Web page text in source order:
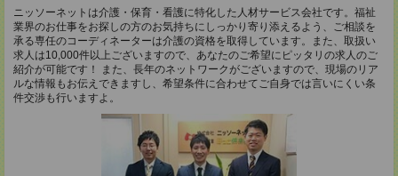
ニッソーネットは介護・保育・看護に特化した人材サービス会社です。福祉
業界のお仕事をお探しの方のお気持ちにしっかり寄り添えるよう、ご相談を
承る専任のコーディネーターは介護の資格を取得しています。また、取扱い
求人は10,000件以上ございますので、あなたのご希望にピッタリの求人のご
紹介が可能です！ また、長年のネットワークがございますので、現場のリア
ルな情報もお伝えできますし、希望条件に合わせてご自身では言いにくい条
件交渉も行いますよ。